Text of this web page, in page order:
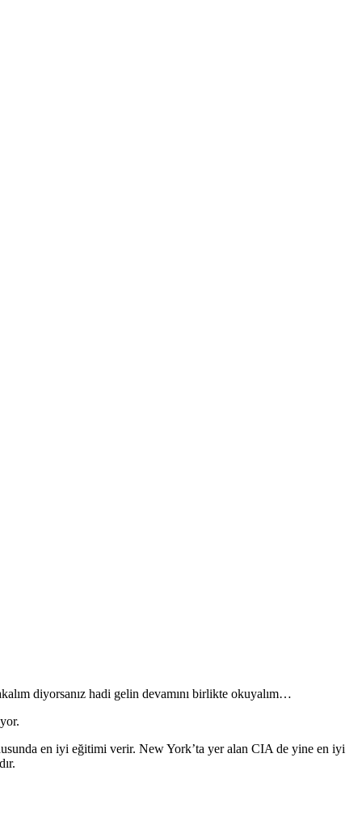
diyorsanız hadi gelin devamını birlikte okuyalım…
en iyi eğitimi verir. New York’ta yer alan CIA de yine en iyi